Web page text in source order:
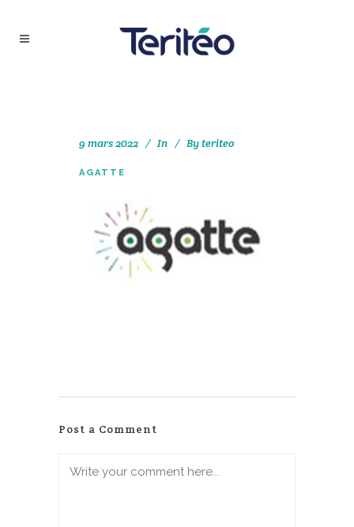
9 mars 2022 In Byteriteo
AGATTE
Post a Comment